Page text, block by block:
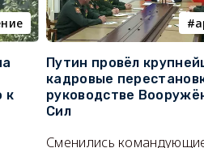
к
Путин провёл
кадровые
руководстве
Сил
Сменились